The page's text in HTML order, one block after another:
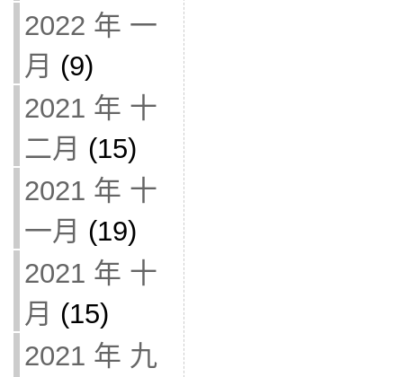
2022 年 一
月 (9)
2021 年 十
二月 (15)
2021 年 十
一月 (19)
2021 年 十
月 (15)
2021 年 九